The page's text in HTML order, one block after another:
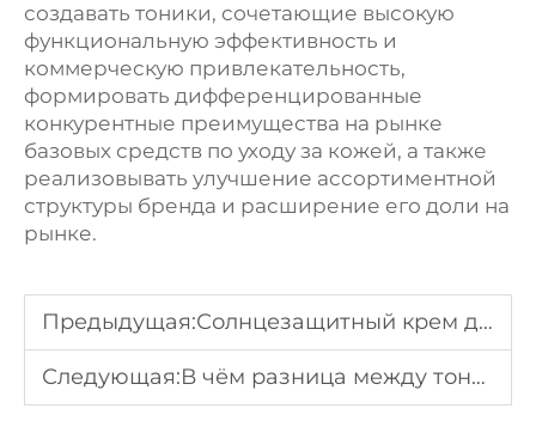
создавать тоники, сочетающие высокую
функциональную эффективность и
коммерческую привлекательность,
формировать дифференцированные
конкурентные преимущества на рынке
базовых средств по уходу за кожей, а также
реализовывать улучшение ассортиментной
структуры бренда и расширение его доли на
рынке.
Предыдущая:Солнцезащитный крем для чувствительной кожи: мягкие формулы
Следующая:В чём разница между тоником и гидролатом?